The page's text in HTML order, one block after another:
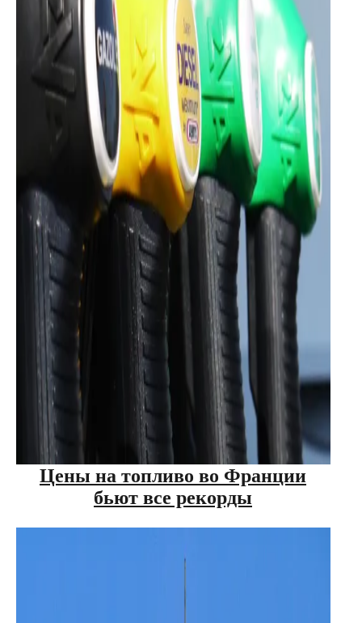
Цены на топливо во Франции
бьют все рекорды